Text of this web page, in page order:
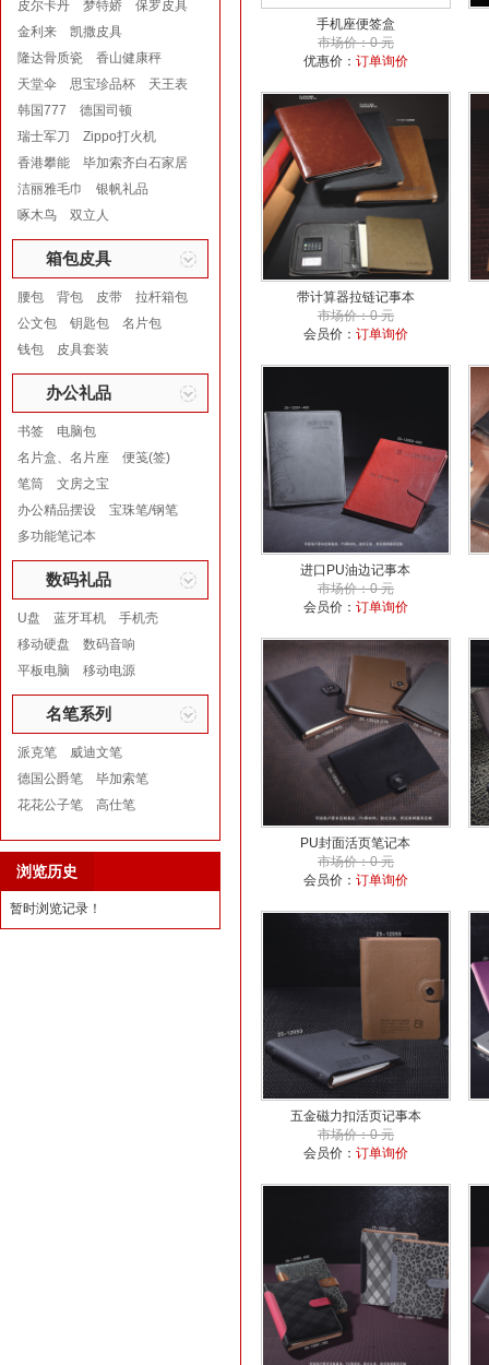
皮尔卡丹 梦特娇
保罗皮具
金利来
凯撒皮具
隆达骨质瓷
香山健康秤
天堂伞
思宝珍品杯
天王表
韩国777
德国司顿
瑞士军刀
Zippo打火机
香港攀能
毕加索齐白石家居
洁丽雅毛巾
银帆礼品
啄木鸟
双立人
箱包皮具
腰包 背包 皮带
拉杆箱包
公文包
钥匙包
名片包
钱包
皮具套装
办公礼品
书签
电脑包
名片盒、名片座
便笺(签)
笔筒
文房之宝
办公精品摆设
宝珠笔/钢笔
多功能笔记本
数码礼品
U盘 蓝牙耳机
手机壳
移动硬盘
数码音响
平板电脑
移动电源
名笔系列
派克笔
威迪文笔
德国公爵笔
毕加索笔
花花公子笔
高仕笔
浏览历史
暂时浏览记录！
手机座便签盒
市场价：0 元
优惠价： 订单询价
带计算器拉链记事本
市场价：0 元
会员价： 订单询价
进口PU油边记事本
市场价：0 元
会员价： 订单询价
PU封面活页笔记本
市场价：0 元
会员价： 订单询价
五金磁力扣活页记事本
市场价：0 元
会员价： 订单询价